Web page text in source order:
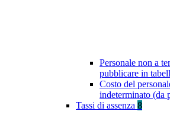
Personale non a
pubblicare in
Costo del
indeterminato (da
Tassi di assenza 8